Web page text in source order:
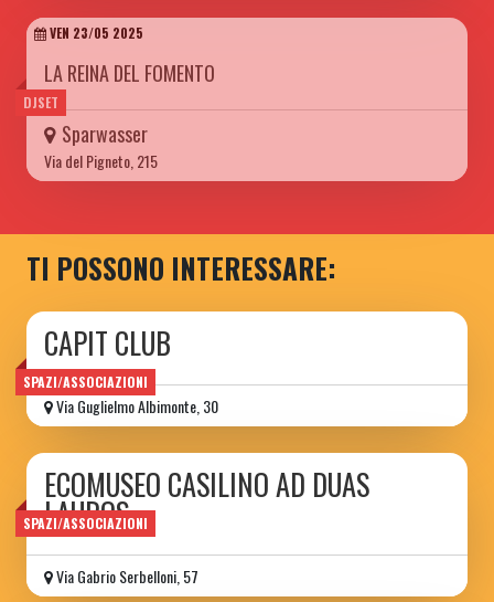
DJSET
VEN 23/05 2025
LA REINA DEL FOMENTO
Sparwasser
Via del Pigneto, 215
TI POSSONO INTERESSARE:
SPAZI/ASSOCIAZIONI
CAPIT CLUB
Via Guglielmo Albimonte, 30
SPAZI/ASSOCIAZIONI
ECOMUSEO CASILINO AD DUAS
LAUROS
Via Gabrio Serbelloni, 57